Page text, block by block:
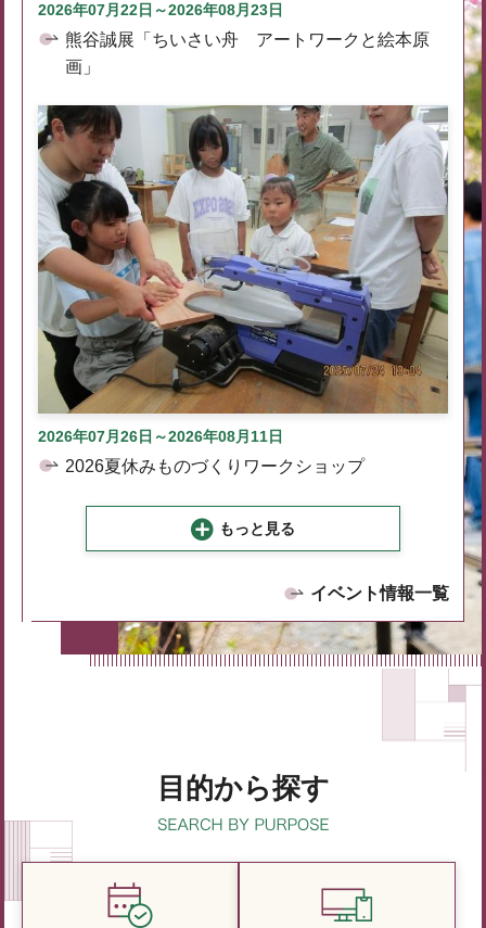
2026年07月22日～2026年08月23日
熊谷誠展「ちいさい舟 アートワークと絵本原
画」
2026年07月26日～2026年08月11日
2026夏休みものづくりワークショップ
もっと見る
イベント情報一覧
目的から探す